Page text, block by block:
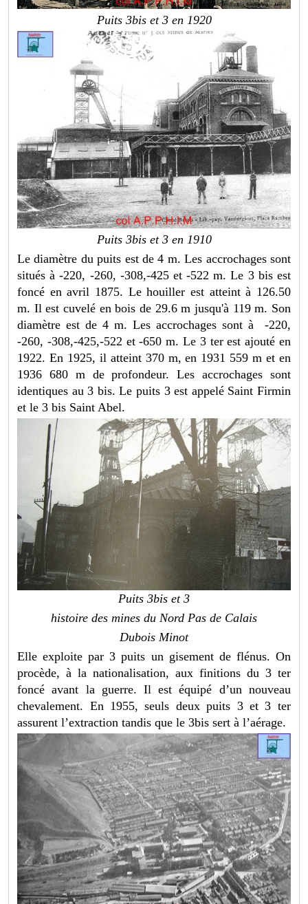
Puits 3bis et 3 en 1920
Puits 3bis et 3 en 1910
Le diamètre du puits est de 4 m. Les accrochages sont
situés à -220, -260, -308,-425 et -522 m. Le 3 bis est
foncé en avril 1875. Le houiller est atteint à 126.50
m. Il est cuvelé en bois de 29.6 m jusqu'à 119 m. Son
diamètre est de 4 m. Les accrochages sont à -220,
-260, -308,-425,-522 et -650 m. Le 3 ter est ajouté en
1922. En 1925, il atteint 370 m, en 1931 559 m et en
1936 680 m de profondeur. Les accrochages sont
identiques au 3 bis. Le puits 3 est appelé Saint Firmin
et le 3 bis Saint Abel.
Puits 3bis et 3
histoire des mines du Nord Pas de Calais
Dubois Minot
Elle exploite par 3 puits un gisement de flénus. On
procède, à la nationalisation, aux finitions du 3 ter
foncé avant la guerre. Il est équipé d’un nouveau
chevalement. En 1955, seuls deux puits 3 et 3 ter
assurent l’extraction tandis que le 3bis sert à l’aérage.